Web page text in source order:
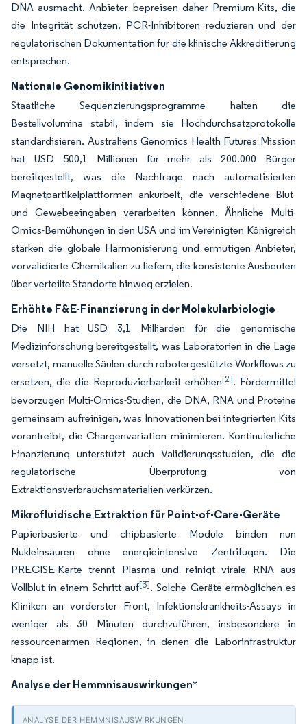
DNA ausmacht. Anbieter bepreisen daher Premium-Kits, die
die Integrität schützen, PCR-Inhibitoren reduzieren und der
regulatorischen Dokumentation für die klinische Akkreditierung
entsprechen.
Nationale Genomikinitiativen
Staatliche Sequenzierungsprogramme halten die
Bestellvolumina stabil, indem sie Hochdurchsatzprotokolle
standardisieren. Australiens Genomics Health Futures Mission
hat USD 500,1 Millionen für mehr als 200.000 Bürger
bereitgestellt, was die Nachfrage nach automatisierten
Magnetpartikelplattformen ankurbelt, die verschiedene Blut-
und Gewebeeingaben verarbeiten können. Ähnliche Multi-
Omics-Bemühungen in den USA und im Vereinigten Königreich
stärken die globale Harmonisierung und ermutigen Anbieter,
vorvalidierte Chemikalien zu liefern, die konsistente Ausbeuten
über verteilte Standorte hinweg erzielen.
Erhöhte F&E-Finanzierung in der Molekularbiologie
Die NIH hat USD 3,1 Milliarden für die genomische
Medizinforschung bereitgestellt, was Laboratorien in die Lage
versetzt, manuelle Säulen durch robotergestützte Workflows zu
ersetzen, die die Reproduzierbarkeit erhöhen[2]. Fördermittel
bevorzugen Multi-Omics-Studien, die DNA, RNA und Proteine
gemeinsam aufreinigen, was Innovationen bei integrierten Kits
vorantreibt, die Chargenvariation minimieren. Kontinuierliche
Finanzierung unterstützt auch Validierungsstudien, die die
regulatorische Überprüfung von
Extraktionsverbrauchsmaterialien verkürzen.
Mikrofluidische Extraktion für Point-of-Care-Geräte
Papierbasierte und chipbasierte Module binden nun
Nukleinsäuren ohne energieintensive Zentrifugen. Die
PRECISE-Karte trennt Plasma und reinigt virale RNA aus
Vollblut in einem Schritt auf[3]. Solche Geräte ermöglichen es
Kliniken an vorderster Front, Infektionskrankheits-Assays in
weniger als 30 Minuten durchzuführen, insbesondere in
ressourcenarmen Regionen, in denen die Laborinfrastruktur
knapp ist.
Analyse der Hemmnisauswirkungen*